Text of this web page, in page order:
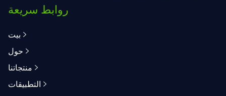
روابط سريعة
بيت
حول
منتجاتنا
التطبيقات